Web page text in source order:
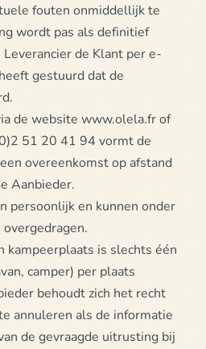
fouten onmiddellijk te
wordt pas als definitief
de Klant per e-
gestuurd dat de
de website www.olela.fr of
51 20 41 94 vormt de
overeenkomst op afstand
Aanbieder.
persoonlijk en kunnen onder
kampeerplaats is slechts één
camper) per plaats
behoudt zich het recht
annuleren als de informatie
de gevraagde uitrusting bij